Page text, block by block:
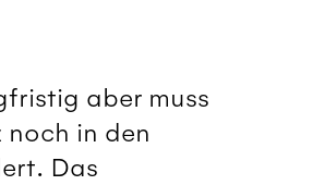
aber muss
in den
Das